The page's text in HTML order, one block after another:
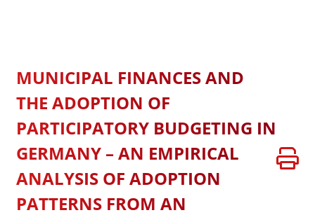
MUNICIPAL FINANCES AND
THE ADOPTION OF
PARTICIPATORY BUDGETING IN
GERMANY – AN EMPIRICAL
ANALYSIS OF ADOPTION
PATTERNS FROM AN